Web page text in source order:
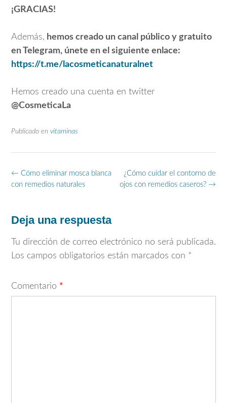
¡GRACIAS!
Además, hemos creado un canal público y gratuito
en Telegram, únete en el siguiente enlace:
https://t.me/lacosmeticanaturalnet
Hemos creado una cuenta en twitter
@CosmeticaLa
Publicado en vitaminas
Navegación
de
¿Cómo cuidar el contorno de
ojos con remedios caseros? →
← Cómo eliminar mosca blanca
con remedios naturales
Deja una respuesta
Tu dirección de correo electrónico no será publicada.
Los campos obligatorios están marcados con *
Comentario *